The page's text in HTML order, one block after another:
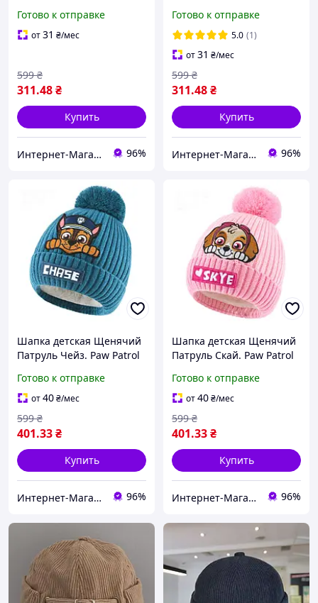
Готово к отправке
от31 ₴/мес
311.48₴
599 ₴
Купить
Интернет-Магазин "Uniqum Style". Создай свой уникальный стиль! 96%
Готово к отправке
5.0 (1)
от31 ₴/мес
311.48₴
599 ₴
Купить
Интернет-Магазин "Uniqum Style". Создай свой уникальный стиль! 96%
Шапка детская Щенячий
Патруль Чейз. Paw Patrol
Готово к отправке
от40₴/мес
401.33₴
599 ₴
Купить
Интернет-Магазин "Uniqum Style". Создай свой уникальный стиль! 96%
Шапка детская Щенячий
Патруль Скай. Paw Patrol
Готово к отправке
от40₴/мес
401.33₴
599 ₴
Купить
Интернет-Магазин "Uniqum Style". Создай свой уникальный стиль! 96%